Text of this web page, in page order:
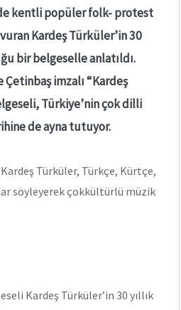
kentli popüler folk- protest
Kardeş Türküler’in 30
bir belgeselle anlatıldı.
Çetinbaş imzalı “Kardeş
Türkiye’nin çok dilli
de ayna tutuyor.
Türküler, Türkçe, Kürtçe,
söyleyerek çokkültürlü müzik
Kardeş Türküler’in 30 yıllık